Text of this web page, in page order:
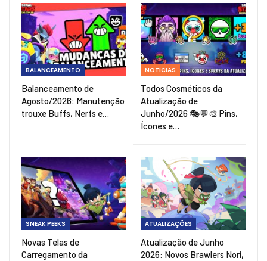
BALANCEAMENTO
Balanceamento de
Agosto/2026: Manutenção
trouxe Buffs, Nerfs e…
NOTICIAS
Todos Cosméticos da
Atualização de
Junho/2026 🎭💬🎨 Pins,
Ícones e…
SNEAK PEEKS
Novas Telas de
Carregamento da
ATUALIZAÇÕES
Atualização de Junho
2026: Novos Brawlers Nori,